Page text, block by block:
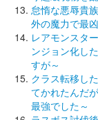
怠惰な悪辱貴
外の魔力で最
レアモンスタ
ンジョン化し
すが～
クラス転移し
てかれたんだ
最強でした～